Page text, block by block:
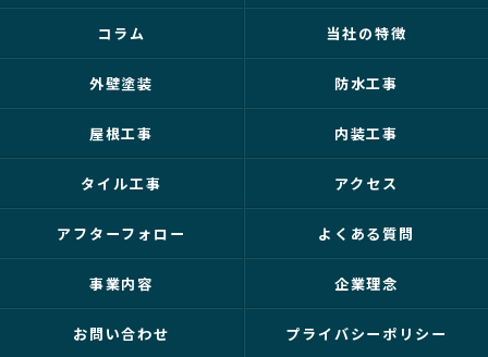
コラム 当社の特徴
外壁塗装 防水工事
屋根工事 内装工事
タイル工事 アクセス
アフターフォロー よくある質問
事業内容 企業理念
お問い合わせ プライバシーポリシー